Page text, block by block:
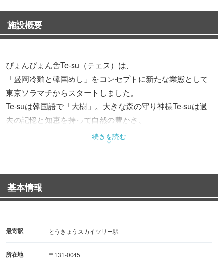
施設概要
ぴょんぴょん舎Te-su（テェス）は、
「盛岡冷麺と韓国めし」をコンセプトに新たな業態として
東京ソラマチからスタートしました。
Te-suは韓国語で「大樹」。大きな森の守り神様Te-suは過
去の記憶と知恵を持って自然の豊かさ、
その素晴らしさを教えてくれます。
イーハトーヴ岩手の大地が育んだ豊かな食材を活かし、岩
ます。
ご来店お待ちしております。
続きを読む
基本情報
最寄駅 とうきょうスカイツリー駅
所在地
〒131-0045